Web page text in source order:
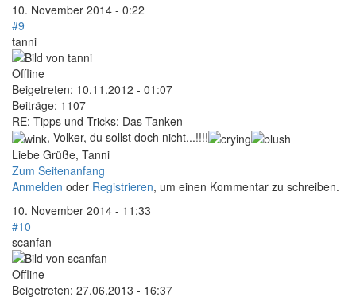
10. November 2014 - 0:22
#9
tanni
Offline
Beigetreten: 10.11.2012 - 01:07
Beiträge: 1107
RE: Tipps und Tricks: Das Tanken
, Volker, du sollst doch nicht...!!!!
Liebe Grüße, Tanni
Zum Seitenanfang
Anmelden oder Registrieren, um einen Kommentar zu schreiben.
10. November 2014 - 11:33
#10
scanfan
Offline
Beigetreten: 27.06.2013 - 16:37